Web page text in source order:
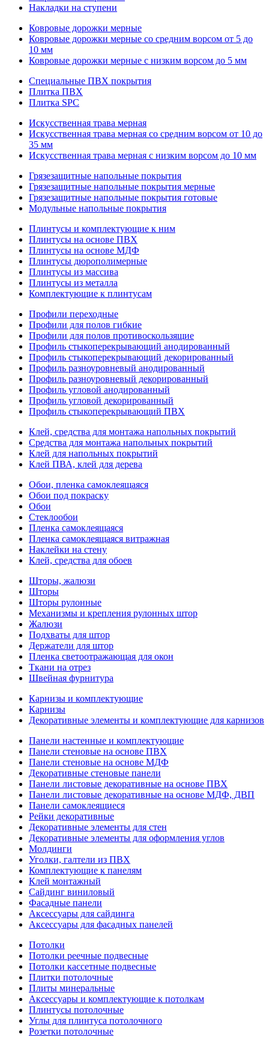
Накладки на ступени
Ковровые дорожки мерные
Ковровые дорожки мерные со средним ворсом от 5 до
10 мм
Ковровые дорожки мерные с низким ворсом до 5 мм
Специальные ПВХ покрытия
Плитка ПВХ
Плитка SPC
Искуccтвенная трава мерная
Искусственная трава мерная со средним ворсом от 10 до
35 мм
Искусственная трава мерная с низким ворсом до 10 мм
Грязезащитные напольные покрытия
Грязезащитные напольные покрытия мерные
Грязезащитные напольные покрытия готовые
Модульные напольные покрытия
Плинтусы и комплектующие к ним
Плинтусы на основе ПВХ
Плинтусы на основе МДФ
Плинтусы дюрополимерные
Плинтусы из массива
Плинтусы из металла
Комплектующие к плинтусам
Профили переходные
Профили для полов гибкие
Профили для полов противоскользящие
Профиль стыкоперекрывающий анодированный
Профиль стыкоперекрывающий декорированный
Профиль разноуровневый анодированный
Профиль разноуровневый декорированный
Профиль угловой анодированный
Профиль угловой декорированный
Профиль стыкоперекрывающий ПВХ
Клей, средства для монтажа напольных покрытий
Средства для монтажа напольных покрытий
Клей для напольных покрытий
Клей ПВА, клей для дерева
Обои, пленка самоклеящаяся
Обои под покраску
Обои
Стеклообои
Пленка самоклеящаяся
Пленка самоклеящаяся витражная
Наклейки на стену
Клей, средства для обоев
Шторы, жалюзи
Шторы
Шторы рулонные
Механизмы и крепления рулонных штор
Жалюзи
Подхваты для штор
Держатели для штор
Пленка светоотражающая для окон
Ткани на отрез
Швейная фурнитура
Карнизы и комплектующие
Карнизы
Декоративные элементы и комплектующие для карнизов
Панели настенные и комплектующие
Панели стеновые на основе ПВХ
Панели стеновые на основе МДФ
Декоративные стеновые панели
Панели листовые декоративные на основе ПВХ
Панели листовые декоративные на основе МДФ, ДВП
Панели самоклеящиеся
Рейки декоративные
Декоративные элементы для стен
Декоративные элементы для оформления углов
Молдинги
Уголки, галтели из ПВХ
Комплектующие к панелям
Клей монтажный
Сайдинг виниловый
Фасадные панели
Аксессуары для сайдинга
Аксессуары для фасадных панелей
Потолки
Потолки реечные подвесные
Потолки кассетные подвесные
Плитки потолочные
Плиты минеральные
Аксессуары и комплектующие к потолкам
Плинтусы потолочные
Углы для плинтуса потолочного
Розетки потолочные